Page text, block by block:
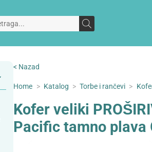
< Nazad
Home > Katalog > Torbe i rančevi >
Kofer veliki
Pacific tamno plava